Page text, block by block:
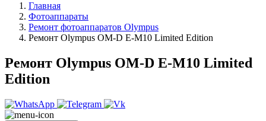
Главная
Фотоаппараты
Ремонт фотоаппаратов Olympus
Ремонт Olympus OM-D E-M10 Limited Edition
Ремонт Olympus OM-D E-M10 Limited
Edition